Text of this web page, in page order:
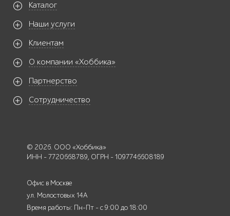
Каталог
Наши услуги
Клиентам
О компании «Хоббика»
Партнерство
Сотрудничество
© 2026. ООО «Хоббика»
ИНН - 7720668789, ОГРН - 1097746608189
Офис в Москве
ул. Молостовых 14А
Время работы: Пн-Пт - с 9:00 до 18:00